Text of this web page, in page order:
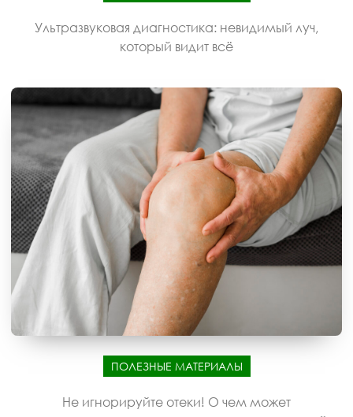
Ультразвуковая диагностика: невидимый луч,
который видит всё
ПОЛЕЗНЫЕ МАТЕРИАЛЫ
Не игнорируйте отеки! О чем может